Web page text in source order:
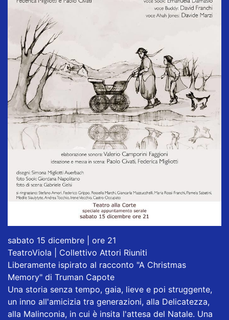
sabato 15 dicembre | ore 21
TeatroViola | Collettivo Attori Riuniti
Liberamente ispirato al racconto "A Christmas
Memory" di Truman Capote
Una storia senza tempo, gaia, lieve e poi struggente,
un inno all'amicizia tra generazioni, alla Delicatezza,
alla Malinconia, in cui è insita l'attesa del Natale. Una